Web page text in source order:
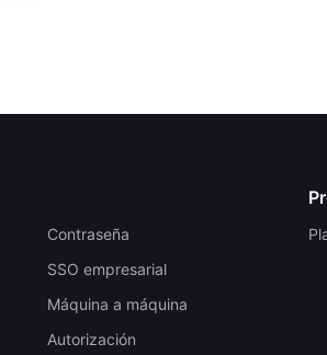
Contraseña
SSO empresarial
Máquina a máquina
Autorización